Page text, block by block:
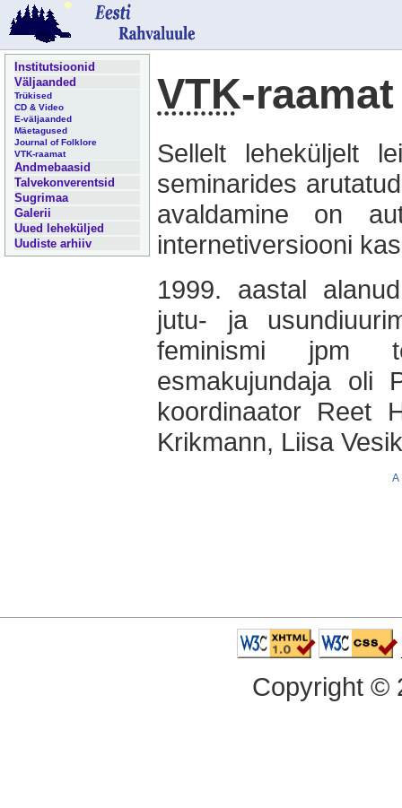
VTK-raamat
Sellelt leheküljelt
seminarides
avaldamine on
internetiversiooni
1999. aastal
jutu- ja
feminismi jpm
esmakujundaja oli
koordinaator Reet
Krikmann, Liisa
A
Institutsioonid
Väljaanded
Trükised
CD & Video
E-väljaanded
Mäetagused
Journal of Folklore
VTK-raamat
Andmebaasid
Talvekonverentsid
Sugrimaa
Galerii
Uued leheküljed
Uudiste arhiiv
Copyright ©